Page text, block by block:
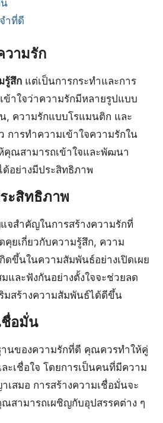
ำที่ดี
วามรัก
รู้สึก แต่เป็นการกระทำและการ
ข้าใจว่าความรักมีหลายรูปแบบ
, ความรักแบบโรแมนติก และ
การทำความเข้าใจความรักใน
คุณสามารถเข้าใจและพัฒนา
อย่างมีประสิทธิภาพ
ะสิทธิภาพ
จสำคัญในการสร้างความรักที่
คุยเกี่ยวกับความรู้สึก, ความ
ดขึ้นในความสัมพันธ์อย่างเปิดเผย
และฟังกันอย่างตั้งใจจะช่วยลด
มสร้างความสัมพันธ์ได้ดีขึ้น
ชื่อมั่น
นของความรักที่ดี คุณควรทำให้คู่
เชื่อใจ โดยการเป็นคนที่มีความ
สมอ การสร้างความเชื่อมั่นจะ
สามารถเผชิญกับอุปสรรคต่าง ๆ